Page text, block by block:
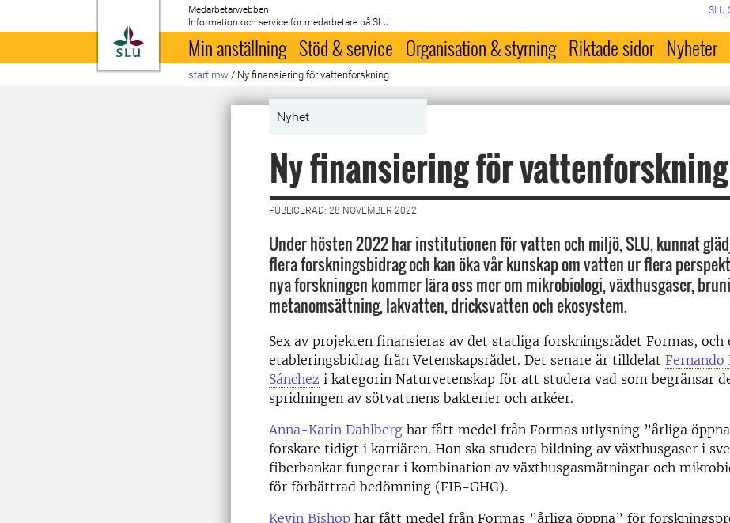
Till startsida
Medarbetarwebben
Information och service för medarbetare på SLU
Min anställning Stöd & service Organisation & styrning Riktade sidor Nyheter
start mw / Ny finansiering för vattenforskning
Nyhet
Ny finansiering för vattenforskning
PUBLICERAD: 28 NOVEMBER 2022
Under hösten 2022 har institutionen för vatten och miljö, SLU, kunnat
flera forskningsbidrag och kan öka vår kunskap om vatten ur flera
nya forskningen kommer lära oss mer om mikrobiologi, växthusgaser,
metanomsättning, lakvatten, dricksvatten och ekosystem.
Sex av projekten finansieras av det statliga forskningsrådet Formas, och
etableringsbidrag från Vetenskapsrådet. Det senare är tilldelat Fernando
Sánchez i kategorin Naturvetenskap för att studera vad som begränsar
spridningen av sötvattnens bakterier och arkéer.
Anna-Karin Dahlberg har fått medel från Formas utlysning ”årliga
forskare tidigt i karriären. Hon ska studera bildning av växthusgaser i
fiberbankar fungerar i kombination av växthusgasmätningar och
för förbättrad bedömning (FIB-GHG).
Kevin Bishop har fått medel från Formas ”årliga öppna” för